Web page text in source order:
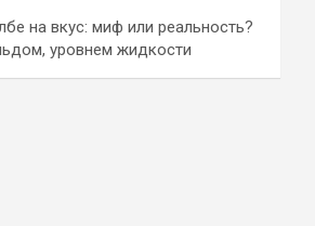
на вкус: миф или реальность?
уровнем жидкости